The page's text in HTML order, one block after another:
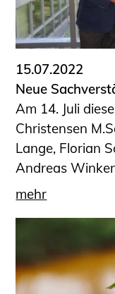
15.07.2022
Neue
Am 14. Juli
Christensen
Lange, Florian
Andreas
mehr